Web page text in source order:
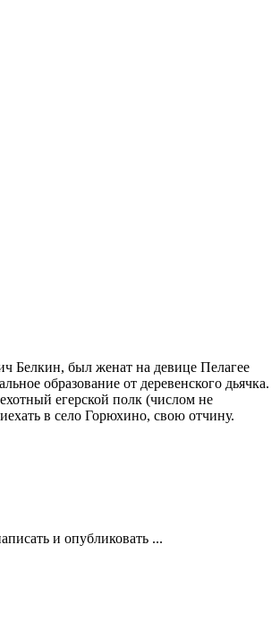
Белкин, был женат на девице Пелагее
образование от деревенского дьячка.
егерской полк (числом не
в село Горюхино, свою отчину.
и опубликовать ...